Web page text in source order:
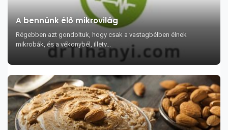
A bennünk élő mikrovilág
Régebben azt gondoltuk, hogy csak a vastagbélben élnek
mikrobák, és a vékonybél, illetv...